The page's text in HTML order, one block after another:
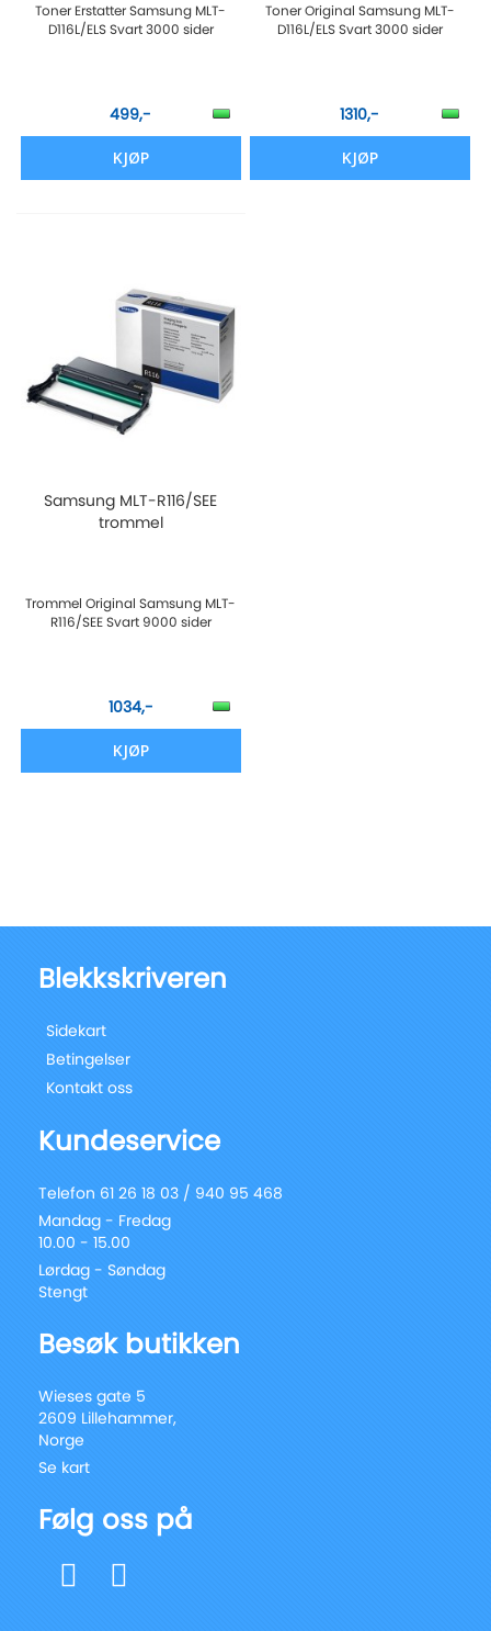
Toner Erstatter Samsung MLT-
D116L/ELS Svart 3000 sider
499,-
KJØP
Toner Original Samsung MLT-
D116L/ELS Svart 3000 sider
1310,-
KJØP
Samsung MLT-R116/SEE
trommel
Trommel Original Samsung MLT-
R116/SEE Svart 9000 sider
1034,-
KJØP
Blekkskriveren
Sidekart
Betingelser
Kontakt oss
Kundeservice
Telefon 61 26 18 03 / 940 95 468
Mandag - Fredag
10.00 - 15.00
Lørdag - Søndag
Stengt
Besøk butikken
Wieses gate 5
2609 Lillehammer,
Norge
Se kart
Følg oss på